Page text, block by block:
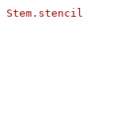
Stem . stencil